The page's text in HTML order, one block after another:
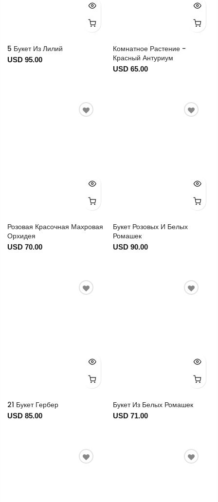
5 Букет Из Лилий
USD 95.00
Комнатное Растение -
Красный Антуриум
USD 65.00
Розовая Красочная Махровая
Орхидея
USD 70.00
Букет Розовых И Белых
Ромашек
USD 90.00
21 Букет Гербер
USD 85.00
Букет Из Белых Ромашек
USD 71.00